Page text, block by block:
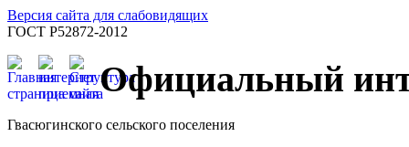
Версия сайта для слабовидящих
ГОСТ Р52872-2012
Официальный
Гвасюгинского сельского поселения